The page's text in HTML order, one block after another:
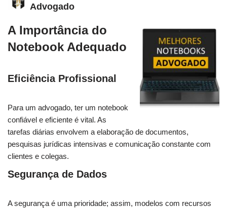
Advogado
A Importância do
Notebook Adequado
Eficiência Profissional
Para um advogado, ter um notebook
confiável e eficiente é vital. As
tarefas diárias envolvem a elaboração de documentos,
pesquisas jurídicas intensivas e comunicação constante com
clientes e colegas.
Segurança de Dados
A segurança é uma prioridade; assim, modelos com recursos